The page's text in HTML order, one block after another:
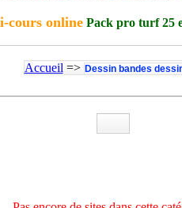
cours online Pack pro turf 25
Accueil => Dessin bandes